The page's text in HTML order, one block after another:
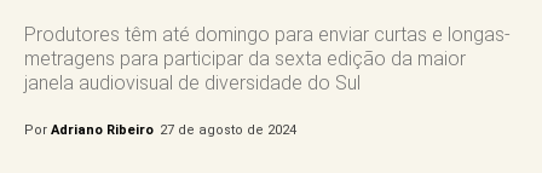
Produtores têm até domingo para enviar curtas e longas-
metragens para participar da sexta edição da maior
janela audiovisual de diversidade do Sul
Por Adriano Ribeiro 27 de agosto de 2024